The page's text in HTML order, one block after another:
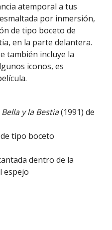
atemporal a tus
por inmersión,
de tipo boceto de
en la parte delantera.
también incluye la
iconos, es
Bella y la Bestia(1991) de
tipo boceto
dentro de la
espejo